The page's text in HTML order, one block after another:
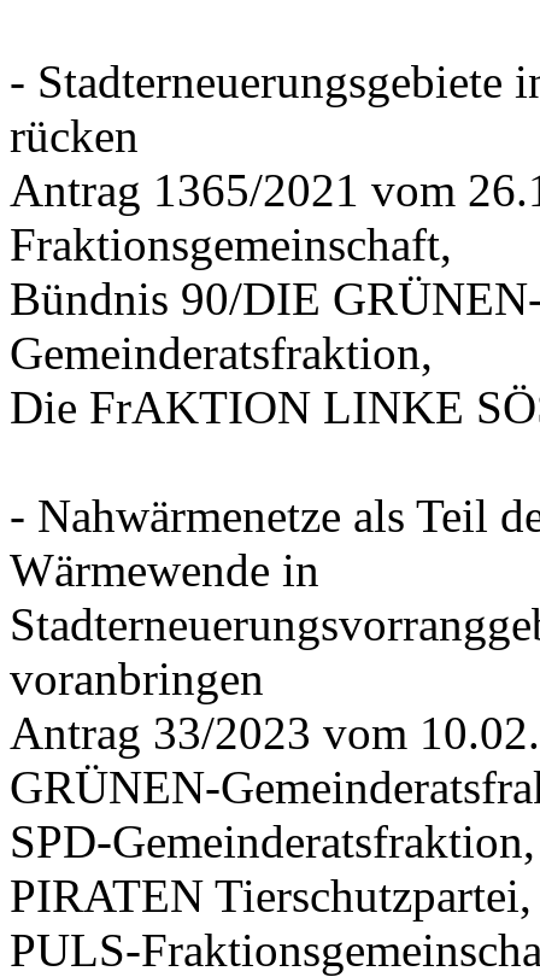
- Stadterneuerungsgebiete
rücken
Antrag 1365/2021 vom
Fraktionsgemeinschaft,
Bündnis 90/DIE
Gemeinderatsfraktion,
Die FrAKTION LINKE
- Nahwärmenetze als Teil
Wärmewende in
voranbringen
Antrag 33/2023 vom
GRÜNEN-
SPD-
PIRATEN Tierschutzpartei,
PULS-